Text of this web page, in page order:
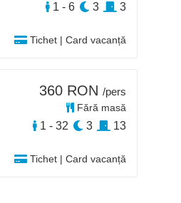
Tichet | Card vacanță
1 - 6 3 3
Tichet | Card vacanță
360 RON /pers
Fără masă
1 - 32 3 13